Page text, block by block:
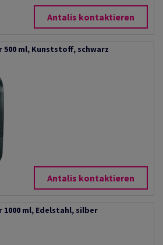
Antalis kontaktieren
ml, Kunststoff, schwarz
Antalis kontaktieren
ml, Edelstahl, silber